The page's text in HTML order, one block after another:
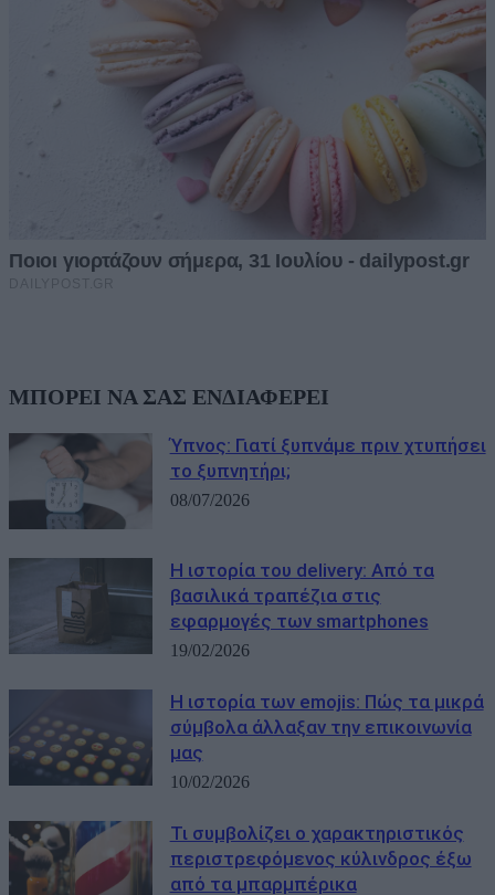
ΜΠΟΡΕΙ ΝΑ ΣΑΣ ΕΝΔΙΑΦΕΡΕΙ
Ύπνος: Γιατί ξυπνάμε πριν χτυπήσει
το ξυπνητήρι;
08/07/2026
Η ιστορία του delivery: Από τα
βασιλικά τραπέζια στις
εφαρμογές των smartphones
19/02/2026
Η ιστορία των emojis: Πώς τα μικρά
σύμβολα άλλαξαν την επικοινωνία
μας
10/02/2026
Τι συμβολίζει ο χαρακτηριστικός
περιστρεφόμενος κύλινδρος έξω
από τα μπαρμπέρικα